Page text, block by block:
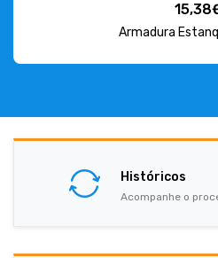
Armadura
Históricos
Acompanhe o